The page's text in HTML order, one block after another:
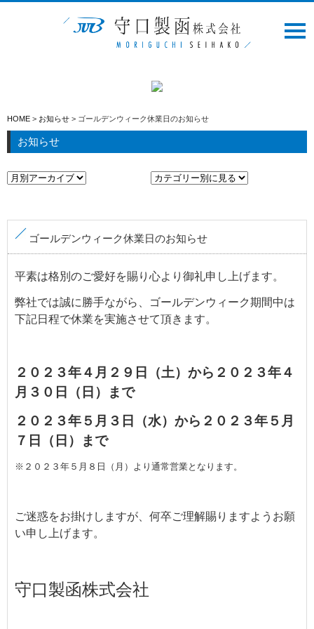
HOME > お知らせ > ゴールデンウィーク休業日のお知らせ
お知らせ
ゴールデンウィーク休業日のお知らせ
平素は格別のご愛好を賜り心より御礼申し上げます。
弊社では誠に勝手ながら、ゴールデンウィーク期間中は
下記日程で休業を実施させて頂きます。
２０２３年４月２９日（土）から２０２３年４
月３０日（日）まで
２０２３年５月３日（水）から２０２３年５月
７日（日）まで
※２０２３年５月８日（月）より通常営業となります。
ご迷惑をお掛けしますが、何卒ご理解賜りますようお願
い申し上げます。
守口製函株式会社
HOME
業務内容
企業様向け
お仕事をお探しの方
業務事例
会社案内
スタッフ紹介
お知らせ
よくあるご質問
ト
リンク集